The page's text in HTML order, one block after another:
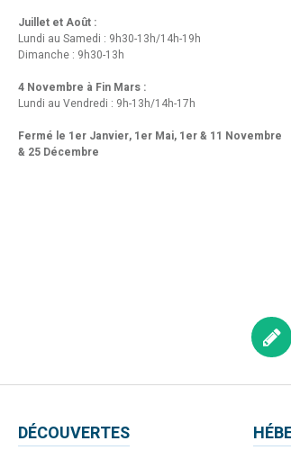
Juillet et Août :
Lundi au Samedi : 9h30-13h/14h-19h
Dimanche : 9h30-13h
4 Novembre à Fin Mars :
Lundi au Vendredi : 9h-13h/14h-17h
Fermé le 1er Janvier, 1er Mai, 1er & 11 Novembre
& 25 Décembre
DÉCOUVERTES